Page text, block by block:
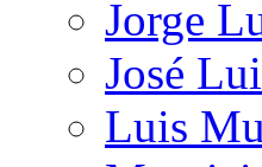
Jorge
José
Luis